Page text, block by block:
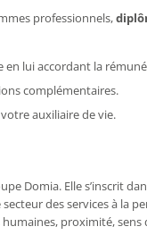
professionnels,
en lui accordant la
complémentaires.
auxiliaire de vie.
Domia. Elle s’inscrit
des services à la
proximité, sens